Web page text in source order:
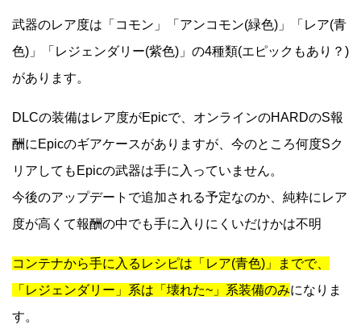
武器のレア度は「コモン」「アンコモン(緑色)」「レア(青
色)」「レジェンダリー(紫色)」の4種類(エピックもあり？)
があります。
DLCの装備はレア度がEpicで、オンラインのHARDのS報
酬にEpicのギアケースがありますが、今のところ何度Sク
リアしてもEpicの武器は手に入っていません。
今後のアップデートで追加される予定なのか、純粋にレア
度が高くて報酬の中でも手に入りにくいだけかは不明
コンテナから手に入るレシピは「レア(青色)」までで、
「レジェンダリー」系は「壊れた~」系装備のみになりま
す。